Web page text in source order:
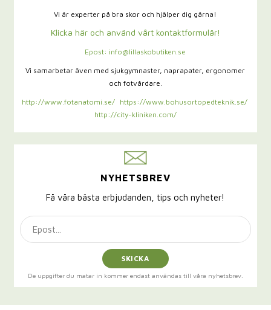
Vi är experter på bra skor och hjälper dig gärna!
Klicka här och använd vårt kontaktformulär!
Epost: info@lillaskobutiken.se
Vi samarbetar även med sjukgymnaster, naprapater, ergonomer
och fotvårdare.
http://www.fotanatomi.se/
https://www.bohusortopedteknik.se/
http://city-kliniken.com/
NYHETSBREV
Få våra bästa erbjudanden, tips och nyheter!
SKICKA
De uppgifter du matar in kommer endast användas till våra nyhetsbrev.